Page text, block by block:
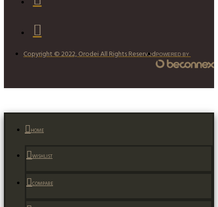
Copyright © 2022, Orodei All Rights ReservedPOWERED BY
HOME
WISHLIST
COMPARE